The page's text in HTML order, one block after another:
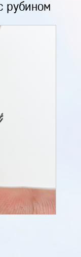
рубином